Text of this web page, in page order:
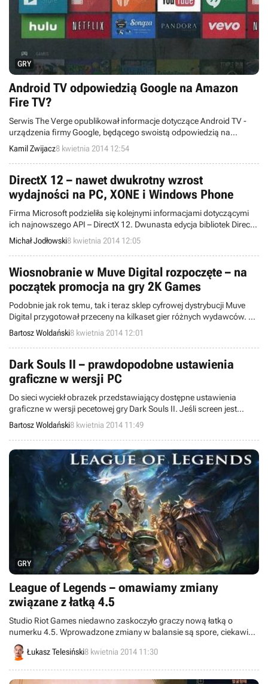
GRY
Android TV odpowiedzią Google na Amazon
Fire TV?
Serwis The Verge opublikował informacje dotyczące Android TV -
urządzenia firmy Google, będącego swoistą odpowiedzią na
Amazon Fire TV. Sprzęt skupiać ma się na rozrywce, oferując
aplikacje wiodących dostawców treści filmowych i muzycznych.
Oprócz tego, gadżet umożliwi także granie w rozmaite produkcje, a
dla chętnych zostanie przygotowany dedykowany kontroler,
kupowany osobno. Doniesienia te nie zostały jednak potwierdzone
przez koncern Google.
Kamil Zwijacz8 kwietnia 2014 12:54
DirectX 12 – nawet dwukrotny wzrost
wydajności na PC, XONE i Windows Phone
Firma Microsoft podzieliła się kolejnymi informacjami dotyczącymi
ich najnowszego API – DirectX 12. Dwunasta edycja bibliotek DirectX
ma zapewnić znaczny wzrost wydajności na wszystkich
urządzeniach firmy Microsoft oraz pecetach używających
najnowszych wersji systemów operacyjnych Windows. Informacja ta
szczególnie ucieszy posiadaczy Xboksa One.
Michał Jodłowski8 kwietnia 2014 12:05
Wiosnobranie w Muve Digital rozpoczęte – na
początek promocja na gry 2K Games
Podobnie jak rok temu, tak i teraz sklep cyfrowej dystrybucji Muve
Digital przygotował przeceny na kilkaset gier różnych wydawców. W
pierwszym dniu akcji Wiosnobranie taniej kupimy wybrane produkcje
z katalogu firmy 2K Games. Obniżki obejmują m.in. serię BioShock,
Borderlands czy Sid Meier’s Civilization.
Bartosz Woldański8 kwietnia 2014 12:01
Dark Souls II – prawdopodobne ustawienia
graficzne w wersji PC
Do sieci wyciekł obrazek przedstawiający dostępne ustawienia
graficzne w wersji pecetowej gry Dark Souls II. Jeśli screen jest
prawdziwy, to twórcy udostępnią graczom znacznie więcej opcji do
wyboru, od jakości efektów specjalnych i cieni, przez SSAO, a
skończywszy na głębi ostrości.
Bartosz Woldański8 kwietnia 2014 11:49
GRY
League of Legends – omawiamy zmiany
związane z łatką 4.5
Studio Riot Games niedawno zaskoczyło graczy nową łatką o
numerku 4.5. Wprowadzone zmiany w balansie są spore, ciekawie
przebudowany został Smok, jak i popularne postaci Gragasa czy
Rango. Zachęcamy do przejrzenia omówienia modyfikacji, które
Łukasz Telesiński8 kwietnia 2014 11:30